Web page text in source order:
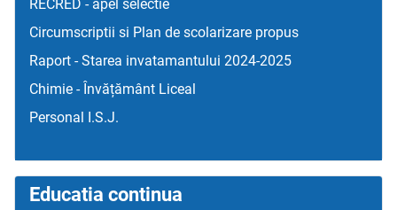
RECRED - apel selectie
Circumscriptii si Plan de scolarizare propus
Raport - Starea invatamantului 2024-2025
Chimie - Învățământ Liceal
Personal I.S.J.
Educatia continua